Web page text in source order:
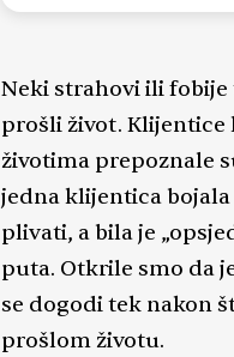
sigurni da nikada
te znakove,
zadaću i time u
radost, ljubav. Jer
dana u vašem
zašto ste se rodili”. Tehnike koje koristim su: tumačenje
snova, ljubavni
duhovni razgovor,
Neki strahovi ili fobije
prošli život. Klijentice
životima prepoznale
jedna klijentica
plivati, a bila je
puta. Otkrile smo da
se dogodi tek nakon
prošlom životu.